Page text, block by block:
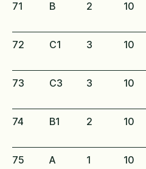
71 B 2 10
72 C1 3 10
73 C3 3 10
74 B1 2 10
75 A 1 10